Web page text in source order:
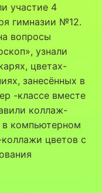
участие 4
гимназии №12.
вопросы
узнали
цветах-
занесённых в
-классе вместе
коллаж-
в компьютерном
цветов с